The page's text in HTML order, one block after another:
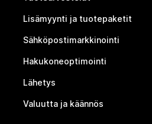
Lisämyynti ja tuotepaketit
Sähköpostimarkkinointi
Hakukoneoptimointi
Lähetys
Valuutta ja käännös